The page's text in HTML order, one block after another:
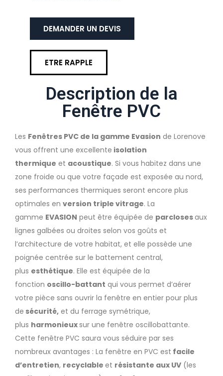
DEMANDER UN DEVIS
ETRE RAPPLE
Description de la
Fenêtre PVC
Les Fenêtres PVC de la gamme Evasion de Lorenove
vous offrent une excellente isolation
thermique et acoustique. Si vous habitez dans une
zone froide ou que votre façade est exposée au nord,
ses performances thermiques seront encore plus
optimales en version triple vitrage. La
gamme EVASION peut être équipée de parclosesaux
lignes galbées ou droites selon vos goûts et
l’architecture de votre habitat, et elle possède une
poignée centrée sur le battement central,
plus esthétique. Elle est équipée de la
fonction oscillo-battant qui vous permet d’aérer
votre pièce sans ouvrir la fenêtre en entier pour plus
de sécurité, et du ferrage symétrique,
plus harmonieuxsur une fenêtre oscillobattante.
Cette fenêtre PVC saura vous séduire par ses
nombreux avantages : La fenêtre en PVC est facile
d’entretien, recyclable et résistante aux UV (les